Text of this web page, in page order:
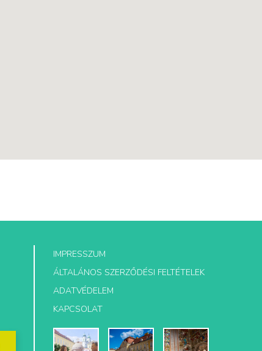
IMPRESSZUM
ÁLTALÁNOS SZERZŐDÉSI FELTÉTELEK
ADATVÉDELEM
KAPCSOLAT